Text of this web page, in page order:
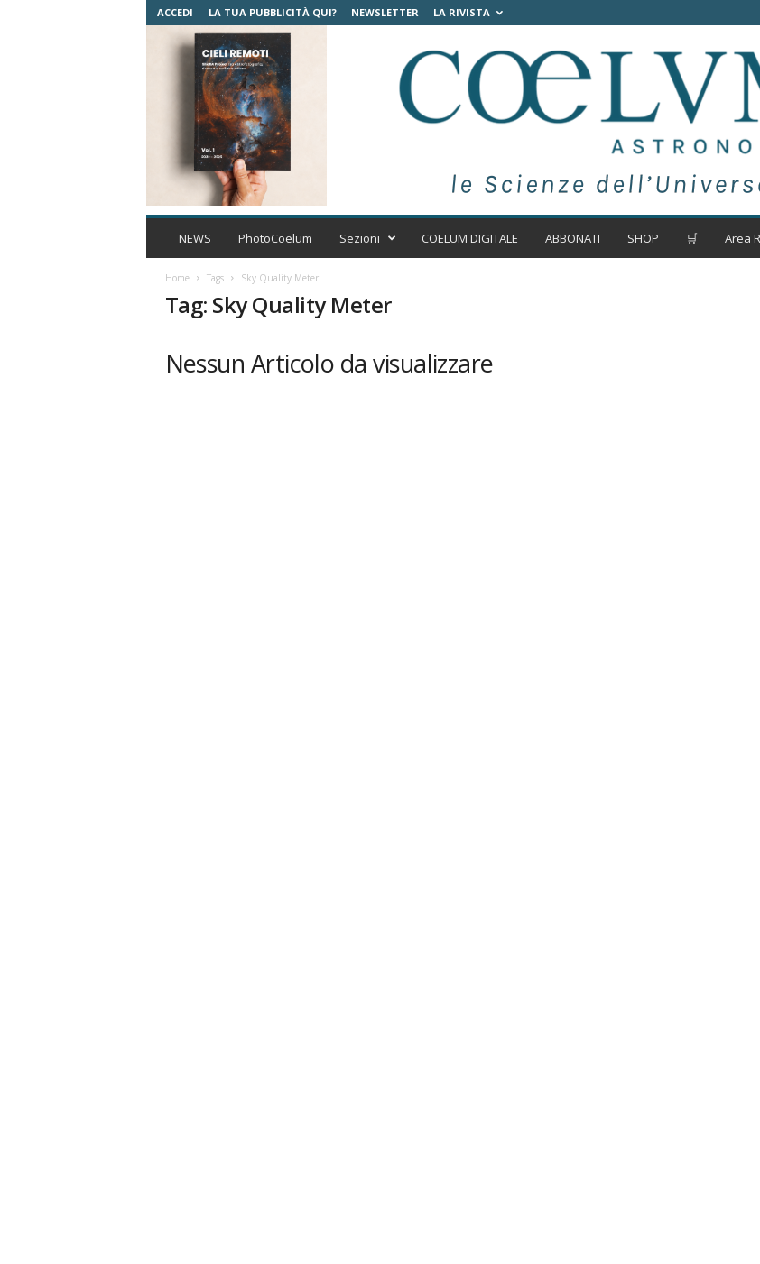
ACCEDI LA TUA PUBBLICITÀ QUI? NEWSLETTER LA RIVISTA
C
t
NEWS PhotoCoelum Sezioni COELUM DIGITALE ABBONATI SHOP 🛒 Area
Home Tags Sky Quality Meter
Tag: Sky Quality Meter
Nessun Articolo da visualizzare